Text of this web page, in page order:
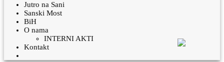
Jutro na Sani
Sanski Most
BiH
O nama
INTERNI AKTI
Kontakt